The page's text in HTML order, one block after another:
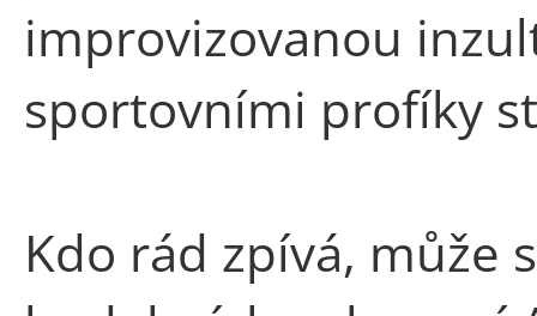
improvizovanou
sportovními profíky
Kdo rád zpívá, může